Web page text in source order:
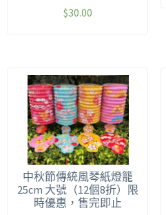
$30.00
中秋節傳統風琴紙燈籠
25cm 大號（12個8折）限
時優惠，售完即止